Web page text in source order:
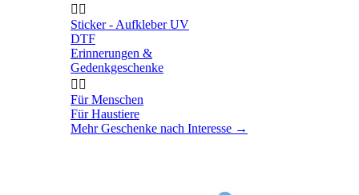
 
Sticker - Aufkleber UV
DTF
Erinnerungen &
Gedenkgeschenke
 
Für Menschen
Für Haustiere
Mehr Geschenke nach Interesse →